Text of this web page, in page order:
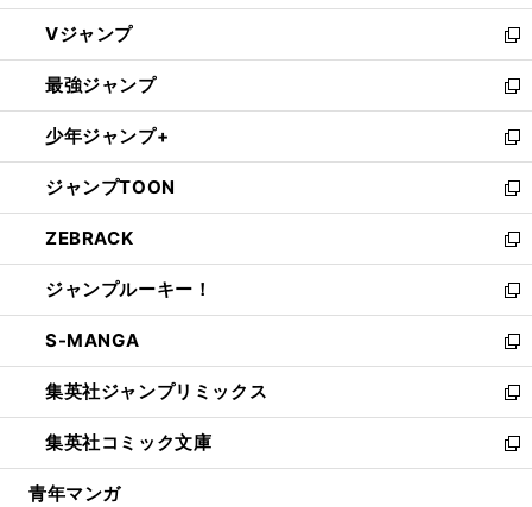
ウ
ィ
ン
ド
ウ
で
開
く
し
い
ウ
ィ
ン
ド
ウ
で
開
く
Vジャンプ
新
し
い
ウ
ィ
ン
ド
ウ
で
開
く
最強ジャンプ
新
し
い
ウ
ィ
ン
ド
ウ
で
開
く
少年ジャンプ+
新
し
い
ウ
ィ
ン
ド
ウ
で
開
く
ジャンプTOON
新
し
い
ウ
ィ
ン
ド
ウ
で
開
く
ZEBRACK
新
し
い
ウ
ィ
ン
ド
ウ
で
開
ジャンプルーキー！
新
し
い
ウ
ィ
ン
ド
ウ
S-MANGA
新
し
い
ウ
ィ
ン
集英社ジャンプリミックス
新
し
い
ウ
集英社コミック文庫
新
し
青年マンガ